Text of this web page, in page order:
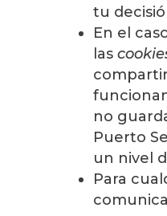
tu
En el
las
no
Puerto
un nivel
Para